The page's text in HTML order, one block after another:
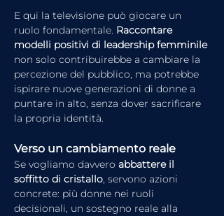
E qui la televisione può giocare un
ruolo fondamentale. Raccontare
modelli positivi di leadership femminile
non solo contribuirebbe a cambiare la
percezione del pubblico, ma potrebbe
ispirare nuove generazioni di donne a
puntare in alto, senza dover sacrificare
la propria identità.
Verso un cambiamento reale
Se vogliamo davvero abbattere il
soffitto di cristallo, servono azioni
concrete: più donne nei ruoli
decisionali, un sostegno reale alla